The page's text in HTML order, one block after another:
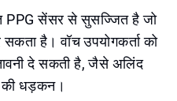
PPG सेंसर से सुसज्जित है जो
है। वॉच उपयोगकर्ता को
दे सकती है, जैसे अलिंद
की धड़कन।